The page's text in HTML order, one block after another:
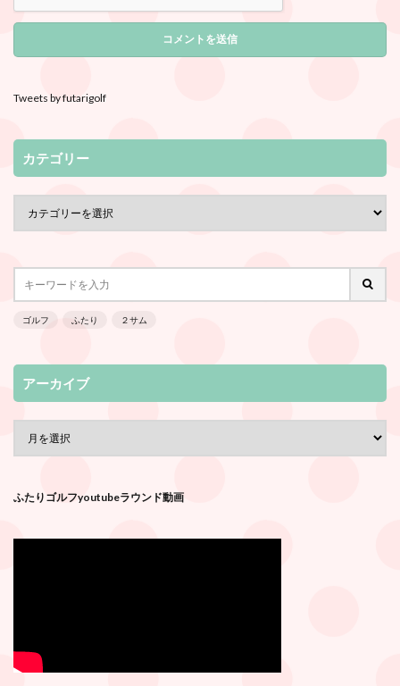
Tweets by futarigolf
カテゴリー
ゴルフ ふたり ２サム
アーカイブ
ふたりゴルフyoutubeラウンド動画